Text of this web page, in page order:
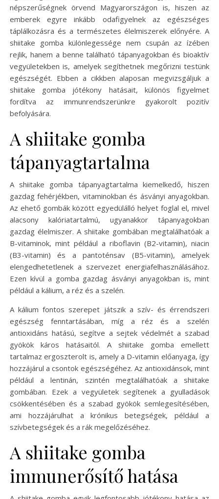
népszerűségnek örvend Magyarországon is, hiszen az
emberek egyre inkább odafigyelnek az egészséges
táplálkozásra és a természetes élelmiszerek előnyére. A
shiitake gomba különlegessége nem csupán az ízében
rejlik, hanem a benne található tápanyagokban és bioaktív
vegyületekben is, amelyek segíthetnek megőrizni testünk
egészségét. Ebben a cikkben alaposan megvizsgáljuk a
shiitake gomba jótékony hatásait, különös figyelmet
fordítva az immunrendszerünkre gyakorolt pozitív
befolyására.
A shiitake gomba
tápanyagtartalma
A shiitake gomba tápanyagtartalma kiemelkedő, hiszen
gazdag fehérjékben, vitaminokban és ásványi anyagokban.
Az ehető gombák között egyedülálló helyet foglal el, mivel
alacsony kalóriatartalmú, ugyanakkor tápanyagokban
gazdag élelmiszer. A shiitake gombában megtalálhatóak a
B-vitaminok, mint például a riboflavin (B2-vitamin), niacin
(B3-vitamin) és a pantoténsav (B5-vitamin), amelyek
elengedhetetlenek a szervezet energiafelhasználásához.
Ezen kívül a gomba gazdag ásványi anyagokban is, mint
például a kálium, a réz és a szelén.
A kálium fontos szerepet játszik a szív- és érrendszeri
egészség fenntartásában, míg a réz és a szelén
antioxidáns hatású, segítve a sejtek védelmét a szabad
gyökök káros hatásaitól. A shiitake gomba emellett
tartalmaz ergoszterolt is, amely a D-vitamin előanyaga, így
hozzájárul a csontok egészségéhez. Az antioxidánsok, mint
például a lentinán, szintén megtalálhatóak a shiitake
gombában. Ezek a vegyületek segítenek a gyulladások
csökkentésében és a szabad gyökök semlegesítésében,
ami hozzájárulhat a krónikus betegségek, például a
szívbetegségek és a rák megelőzéséhez.
A shiitake gomba
immunerősítő hatása